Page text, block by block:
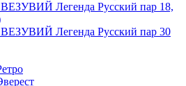
Легенда Русский пар 18,
Легенда Русский пар 30